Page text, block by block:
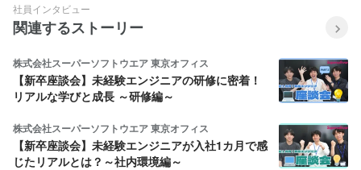
社員インタビュー
関連するストーリー
株式会社スーパーソフトウエア 東京オフィス
【新卒座談会】未経験エンジニアの研修に密着！
リアルな学びと成長 ～研修編～
株式会社スーパーソフトウエア 東京オフィス
【新卒座談会】未経験エンジニアが入社1カ月で感
じたリアルとは？～社内環境編～